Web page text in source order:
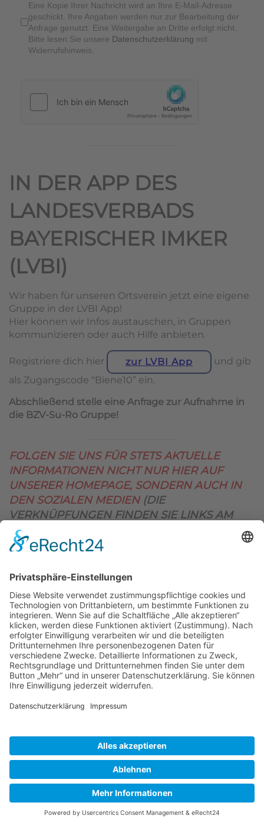
Eine Kopie Ihrer Nachricht wird an Ihre E-Mail-Adresse
geschickt. Ihre Angaben werden nur zur Bearbeitung der
Anfrage genutzt. Eine Weitergabe an Dritte erfolgt nicht.
Bitte lesen Sie unsere Datenschutzerklärung mit
Widerrufshinweis.
IN DER APP DES
LANDESVERBADS
BAYERISCHER IMKER
(LVBI)
Wir haben für unseren Ortsverein jetzt eine eigene
Gruppe in der LVBI App!
Hier können wir Infos austauschen, in Gruppen
kommunizieren oder auch Hilfe anbieten.
Registriere dich hier zur LVBI App
und gib
als Zugangscode “Biene10” ein.
Abschließend stelle eine Anfrage zur Aufnahme in
die BZV-Su-Ro Gruppe!
FOLGEN SIE UNS FÜR STETS AKTUELLE
INFORMATIONEN NICHT NUR HIER AUF
UNSERER HOMEPAGE, SONDERN AUCH IN
DEN SOZIALEN MEDIEN (DIE
VERKNÜPFUNGEN FINDEN SIE LINKS AM
OBEREN SEITENRAND)
BIENENZUCHTVEREIN SULZBACH-ROSENBERG
1871 E.V.
1. Vorsitzender
Matthias Bohmann
Siebeneichen 13
92237 Sulzbach-Rosenberg
E-Mail: vorstand@bienenzuchtverein-sulzbach-
Copyright © Bienenzuchtverein
Sulzbach-Rosenberg 1871 e.V.
Kontakt|Impressum|Datenschutzerklärung|
Cookie-Einstellungen